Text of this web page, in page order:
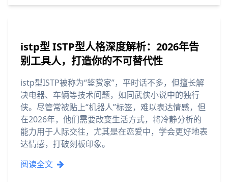
istp型 ISTP型人格深度解析：2026年告
别工具人，打造你的不可替代性
istp型ISTP被称为“鉴赏家”，平时话不多，但擅长解
决电器、车辆等技术问题，如同武侠小说中的独行
侠。尽管常被贴上“机器人”标签，难以表达情感，但
在2026年，他们需要改变生活方式，将冷静分析的
能力用于人际交往，尤其是在恋爱中，学会更好地表
达情感，打破刻板印象。
阅读全文